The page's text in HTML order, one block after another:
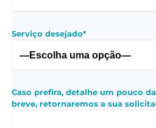
Serviço desejado*
Caso prefira, detalhe um pouco
breve, retornaremos a sua